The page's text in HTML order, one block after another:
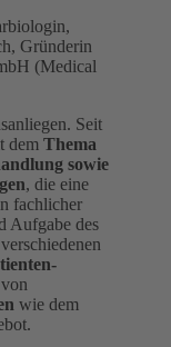
Gründerin
(Medical
Seit
dem Thema
sowie
, die eine
fachlicher
Aufgabe des
wie dem